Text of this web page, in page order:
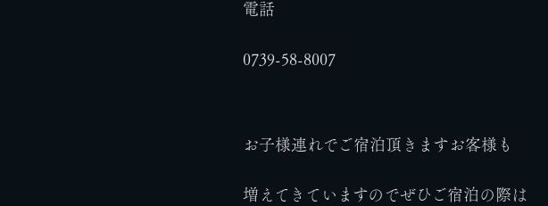
電話
0739-58-8007
お子様連れでご宿泊頂きますお客様も
増えてきていますのでぜひご宿泊の際は